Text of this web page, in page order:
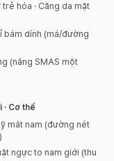
hóa · Căng da mặt
bám dính (má/đường
(nâng SMAS một
· Cơ thể
mắt nam (đường nét
ngực to nam giới (thu